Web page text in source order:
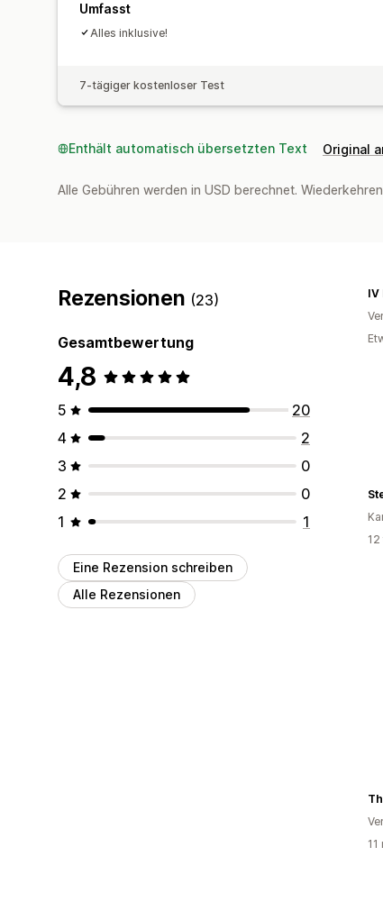
Umfasst
Alles inklusive!
7-tägiger kostenloser Test
Enthält automatisch übersetzten Text Original
Alle Gebühren werden in USD berechnet.
Rezensionen (23)
Gesamtbewertung
4,8
5
20
4
2
3
0
2
0
1
1
Eine Rezension schreiben
Alle Rezensionen
IV